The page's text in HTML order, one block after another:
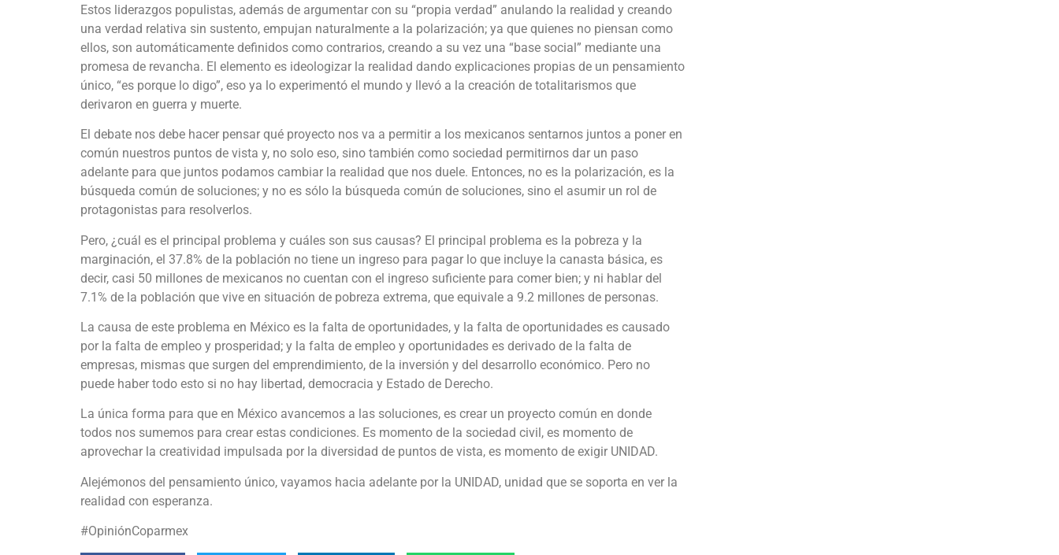
Estos liderazgos populistas, además de argumentar con su “propia verdad” anulando la realidad y creando
una verdad relativa sin sustento, empujan naturalmente a la polarización; ya que quienes no piensan como
ellos, son automáticamente definidos como contrarios, creando a su vez una “base social” mediante una
promesa de revancha. El elemento es ideologizar la realidad dando explicaciones propias de un pensamiento
único, “es porque lo digo”, eso ya lo experimentó el mundo y llevó a la creación de totalitarismos que
derivaron en guerra y muerte.
El debate nos debe hacer pensar qué proyecto nos va a permitir a los mexicanos sentarnos juntos a poner en
común nuestros puntos de vista y, no solo eso, sino también como sociedad permitirnos dar un paso
adelante para que juntos podamos cambiar la realidad que nos duele. Entonces, no es la polarización, es la
búsqueda común de soluciones; y no es sólo la búsqueda común de soluciones, sino el asumir un rol de
protagonistas para resolverlos.
Pero, ¿cuál es el principal problema y cuáles son sus causas? El principal problema es la pobreza y la
marginación, el 37.8% de la población no tiene un ingreso para pagar lo que incluye la canasta básica, es
decir, casi 50 millones de mexicanos no cuentan con el ingreso suficiente para comer bien; y ni hablar del
7.1% de la población que vive en situación de pobreza extrema, que equivale a 9.2 millones de personas.
La causa de este problema en México es la falta de oportunidades, y la falta de oportunidades es causado
por la falta de empleo y prosperidad; y la falta de empleo y oportunidades es derivado de la falta de
empresas, mismas que surgen del emprendimiento, de la inversión y del desarrollo económico. Pero no
puede haber todo esto si no hay libertad, democracia y Estado de Derecho.
La única forma para que en México avancemos a las soluciones, es crear un proyecto común en donde
todos nos sumemos para crear estas condiciones. Es momento de la sociedad civil, es momento de
aprovechar la creatividad impulsada por la diversidad de puntos de vista, es momento de exigir UNIDAD.
Alejémonos del pensamiento único, vayamos hacia adelante por la UNIDAD, unidad que se soporta en ver la
realidad con esperanza.
#OpiniónCoparmex